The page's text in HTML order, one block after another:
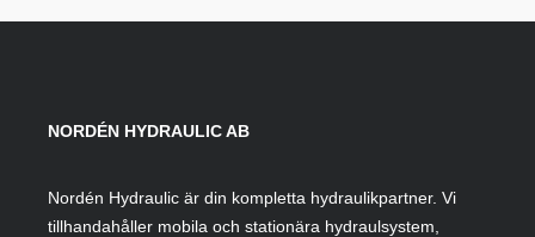
NORDÉN HYDRAULIC AB
Nordén Hydraulic är din kompletta hydraulikpartner. Vi
tillhandahåller mobila och stationära hydraulsystem,